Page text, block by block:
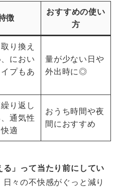
徴
おすすめの使い
方
り換え
におい
プもあ
量が少ない日や
外出時に◎
り返し
通気性
適
おうち時間や夜
間におすすめ
る」って当たり前にしてい
々の不快感がぐっと減り